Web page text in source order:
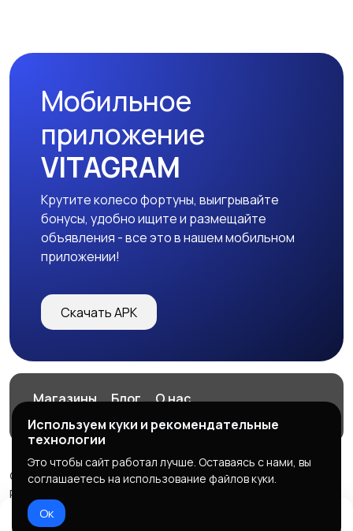
Мобильное
приложение
VITAGRAM
Крутите колесо фортуны, выигрывайте
бонусы, удобно ищите и размещайте
объявления - все это в нашем мобильном
приложении!
Скачать APK
Магазины Блог
О нас
Служба поддержки
© 2026 VITAGRAM
Powered by LennoX PRO
Правила сервиса
Используем куки и рекомендательные
технологии
Это чтобы сайт работал лучше. Оставаясь с нами, вы
соглашаетесь на использование файлов куки.
Ок